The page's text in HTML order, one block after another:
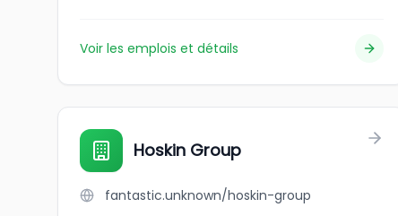
Voir les emplois et détails
Hoskin Group
fantastic.unknown/hoskin-group